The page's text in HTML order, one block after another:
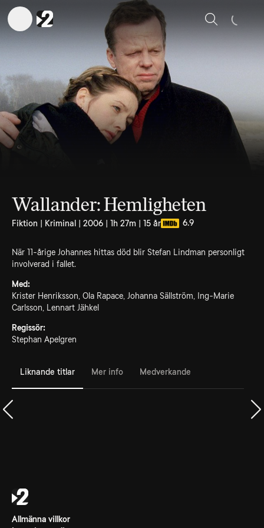
Sök
Wallander: Hemligheten
Fiktion | Kriminal | 2006 | 1h 27m | 15 år 6.9
När 11-årige Johannes hittas död blir Stefan Lindman personligt
involverad i fallet.
Med:
Krister Henriksson, Ola Rapace, Johanna Sällström, Ing-Marie
Carlsson, Lennart Jähkel
Regissör:
Stephan Apelgren
Liknande titlar Mer info Medverkande
Allmänna villkor